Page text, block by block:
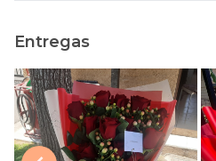
Entregas